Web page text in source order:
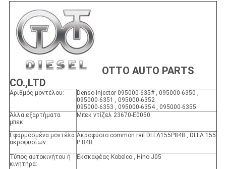
OTTO AUTO PARTS
CO.,LTD
Αριθμός μοντέλου:
Denso Injector 095000-635# , 095000-6350 ,
095000-6351 , 095000-6352
095000-6353 , 095000-6354 , 095000-6355
Άλλα εξαρτήματα
μπεκ:
Μπεκ ντίζελ 23670-E0050
Εφαρμοσμένα μοντέλα
ακροφυσίων:
Ακροφύσιο common rail DLLA155P848 , DLLA 155
P 848
Τύπος αυτοκινήτου ή
κινητήρα:
Εκσκαφέας Kobelco , Hino J05